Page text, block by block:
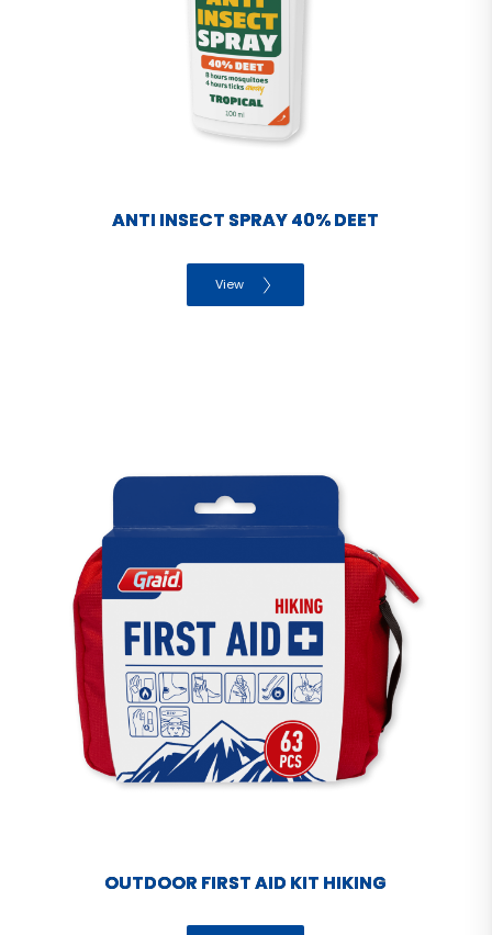
ANTI INSECT SPRAY 40% DEET
View
OUTDOOR FIRST AID KIT HIKING